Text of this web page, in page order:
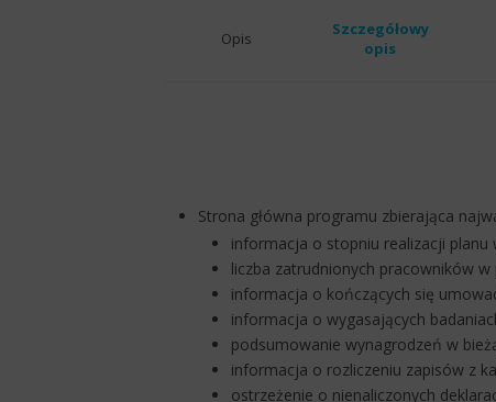
Opis
Szczegółowy
opis
Strona główna programu zbierająca
informacja o stopniu realizacji planu
liczba zatrudnionych pracowników
informacja o kończących się
informacja o wygasających
podsumowanie wynagrodzeń w
informacja o rozliczeniu zapisów z
ostrzeżenie o nienaliczonych